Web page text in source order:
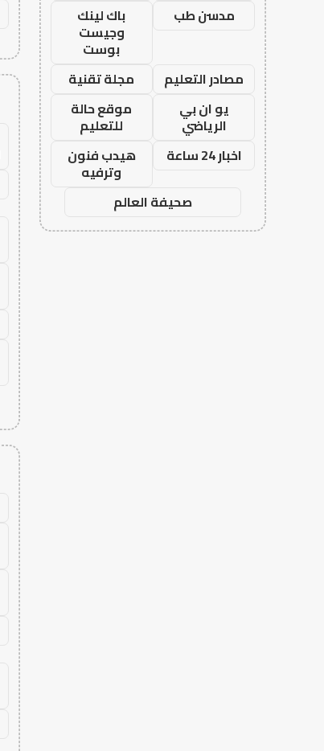
مدسن طب
باك لينك
وجيست
بوست
مصادر التعليم
مجلة تقنية
يو ان بي
الرياضي
موقع حالة
للتعليم
اخبار 24 ساعة
هيدب فنون
وترفيه
صحيفة العالم